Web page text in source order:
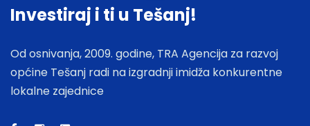
Investiraj i ti u Tešanj!
Od osnivanja, 2009. godine, TRA Agencija za razvoj
općine Tešanj radi na izgradnji imidža konkurentne
lokalne zajednice